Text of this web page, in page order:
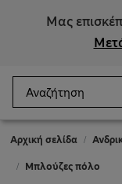
Μας
Αρχική σελίδα
Μπλούζες πόλο